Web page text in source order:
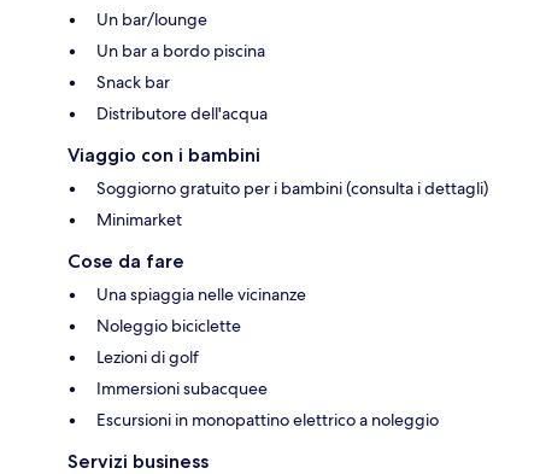
Un bar/lounge
Un bar a bordo piscina
Snack bar
Distributore dell'acqua
Viaggio con i bambini
Soggiorno gratuito per i bambini (consulta i dettagli)
Minimarket
Cose da fare
Una spiaggia nelle vicinanze
Noleggio biciclette
Lezioni di golf
Immersioni subacquee
Escursioni in monopattino elettrico a noleggio
Servizi business